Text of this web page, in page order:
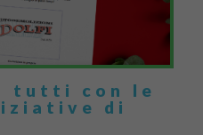
tutti con le
di